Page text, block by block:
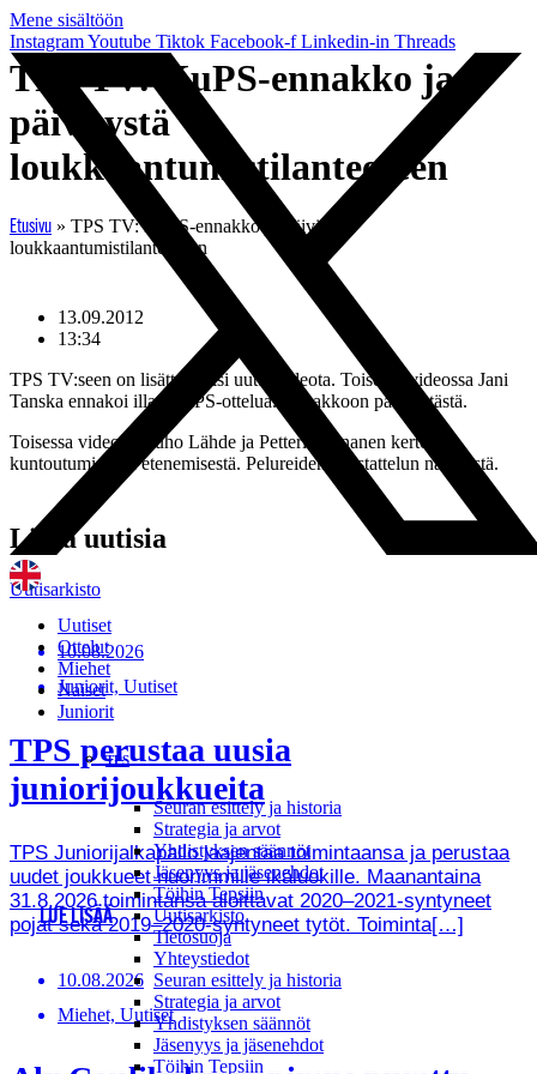
Mene sisältöön
InstagramYoutube Tiktok Facebook-f Linkedin-in Threads
Uutiset
Ottelut
Miehet
Naiset
Juniorit
TPS
Seuran esittely ja historia
Strategia ja arvot
Yhdistyksen säännöt
Jäsenyys ja jäsenehdot
Töihin Tepsiin
Uutisarkisto
Tietosuoja
Yhteystiedot
Seuran esittely ja historia
Strategia ja arvot
Yhdistyksen säännöt
Jäsenyys ja jäsenehdot
Töihin Tepsiin
TPS TV: KuPS-ennakko ja
päivitystä
loukkaantumistilanteeseen
Etusivu » TPS TV: KuPS-ennakko ja päivitystä
loukkaantumistilanteeseen
13.09.2012
13:34
TPS TV:seen on lisätty kaksi uutta videota. Toisessa videossa Jani
Tanska ennakoi illan KuPS-ottelua. Ennakkoon pääsee tästä.
Toisessa videossa Juho Lähde ja Petteri Pennanen kertovat
kuntoutumisensa etenemisestä. Pelureiden haastattelun näet tästä.
Lisää uutisia
Uutisarkisto
10.08.2026
Juniorit, Uutiset
TPS perustaa uusia
juniorijoukkueita
TPS Juniorijalkapallo laajentaa toimintaansa ja perustaa
uudet joukkueet nuorimmille ikäluokille. Maanantaina
31.8.2026 toimintansa aloittavat 2020–2021-syntyneet
pojat sekä 2019–2020-syntyneet tytöt. Toiminta[…]
LUE LISÄÄ
10.08.2026
Miehet, Uutiset